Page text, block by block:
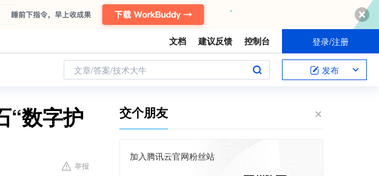
文档 建议反馈 控制台 登录/注册
文章/答案/技术大牛 发布
“数字护
举报
交个朋友
加入腾讯云官网粉丝站